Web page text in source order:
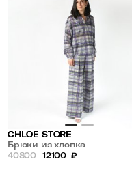
CHLOE STORE
Брюки из хлопка
40800 12100 ₽